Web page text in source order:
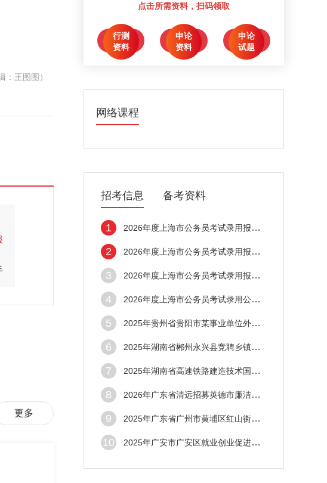
：王图图）
更多
点击所需资料，扫码领取
行测
资料
点击领取
申论
资料
点击领取
申论
试题
点击领取
网络课程
招考信息 备考资料
1 2026年度上海市公务员考试录用报名时间
2 2026年度上海市公务员考试录用报名条件
3 2026年度上海市公务员考试录用报名入口
4 2026年度上海市公务员考试录用公告已发布
5 2025年贵州省贵阳市某事业单位外包工作人员
6 2025年湖南省郴州永兴县竞聘乡镇事业单位工
7 2025年湖南省高速铁路建造技术国家工程研究
8 2026年广东省清远招募英德市廉洁征兵监督员
9 2025年广东省广州市黄埔区红山街道综合发展
10 2025年广安市广安区就业创业促进中心关于公